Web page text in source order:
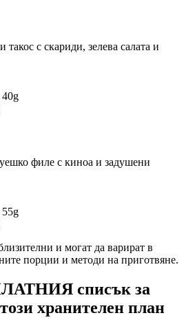
такос с скариди, зелева салата и
40g
филе с киноа и задушени
55g
и могат да варират в
порции и методи на приготвяне.
списък за
хранителен план